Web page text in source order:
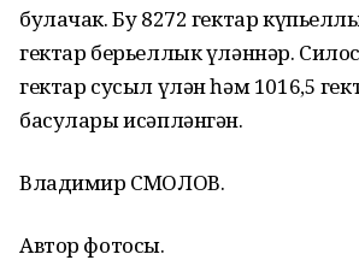
булачак. Бу 8272 гектар
гектар берьеллык үләннәр.
гектар сусыл үлән һәм 1016,5
басулары исәпләнгән.
Владимир СМОЛОВ.
Автор фотосы.